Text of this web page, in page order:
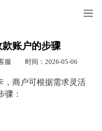
账户的步骤
服 时间：2026-05-06
，商户可根据需求灵活
骤：